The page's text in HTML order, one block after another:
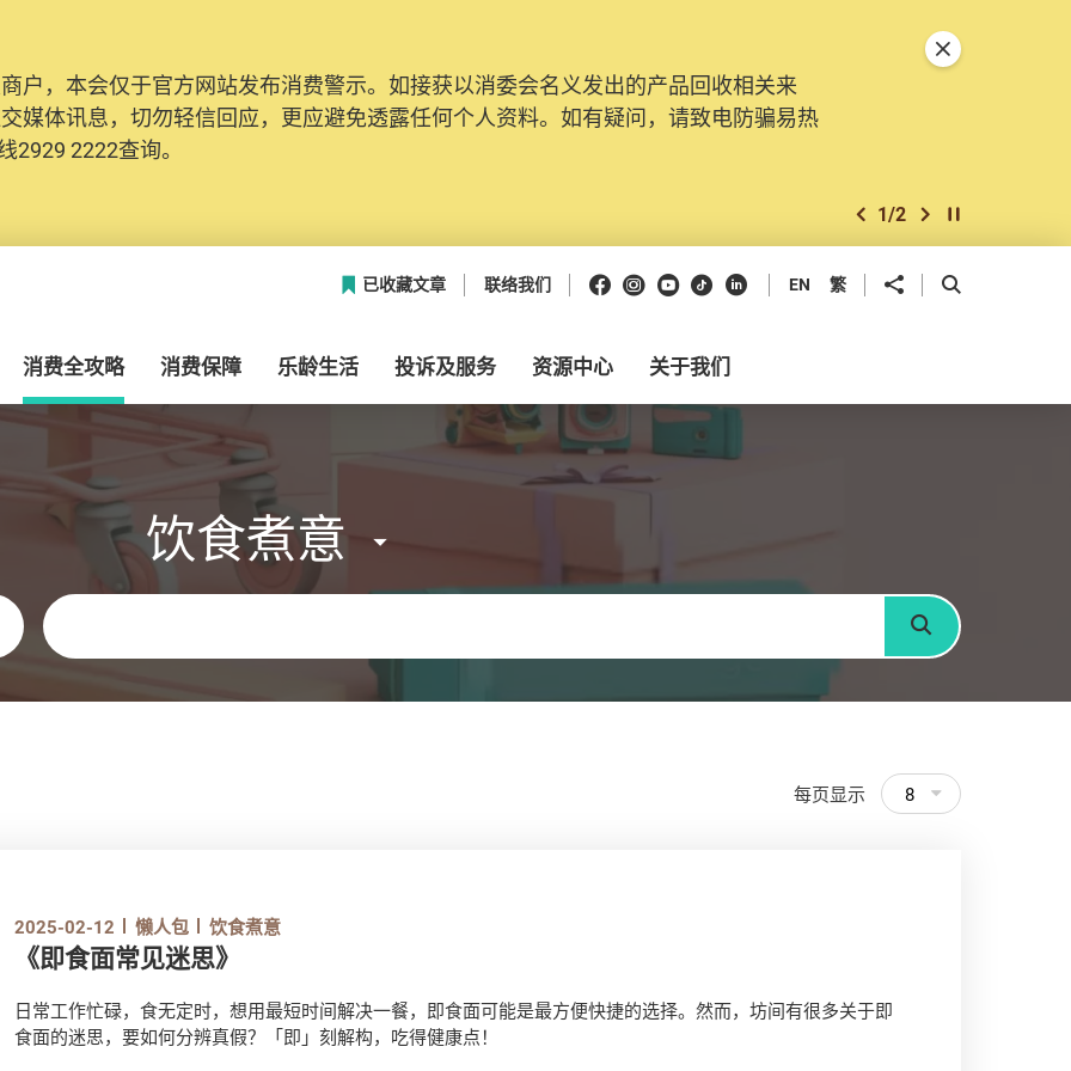
户，本会仅于官方网站发布消费警示。如接获以消委会名义发出的产品回收相关来
媒体讯息，切勿轻信回应，更应避免透露任何个人资料。如有疑问，请致电防骗易热
2929 2222查询。
上一个
1/2 下一个开始/暂停幻灯
关闭特別通告
已收藏文章 联络我们 Facebook
Instagram
Youtube
抖音领英 EN 繁 分享到 开启搜寻框
消费全攻略 消费保障 乐龄生活 投诉及服务 资源中心 关于我们
饮食煮意
关键字
搜寻
每页显示 8
2025-02-12 懒人包 饮食煮意
《即食面常见迷思》
日常工作忙碌，食无定时，想用最短时间解决一餐，即食面可能是最方便快捷的选择。然而，坊间有很多关于即
食面的迷思，要如何分辨真假？「即」刻解构，吃得健康点！